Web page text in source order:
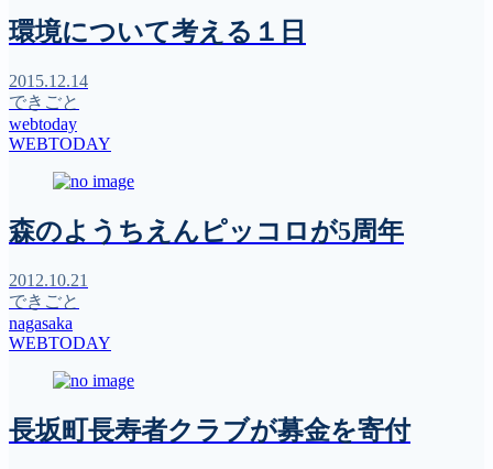
環境について考える１日
2015.12.14
できごと
webtoday
WEBTODAY
森のようちえんピッコロが5周年
2012.10.21
できごと
nagasaka
WEBTODAY
長坂町長寿者クラブが募金を寄付